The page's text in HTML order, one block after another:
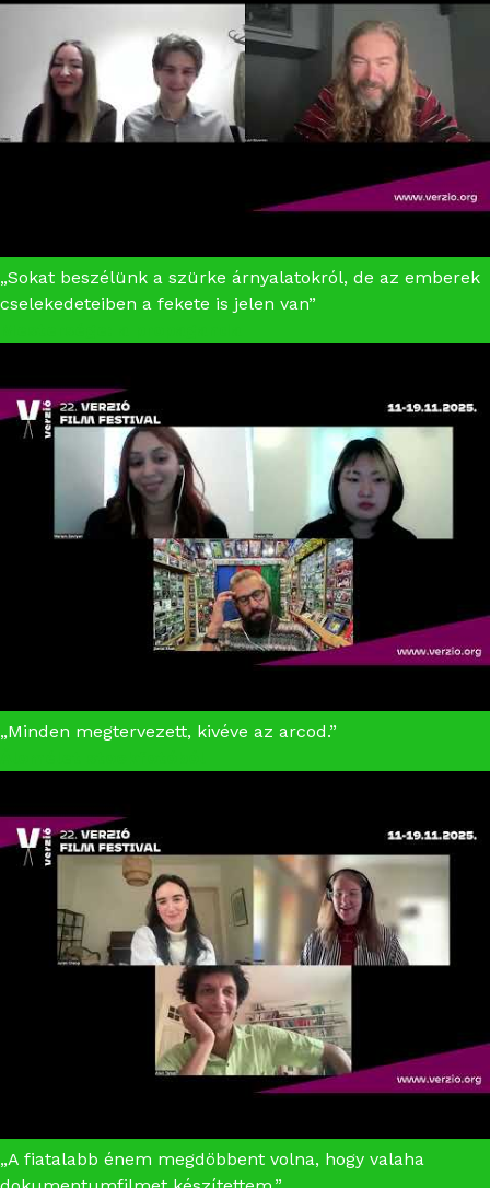
„Sokat beszélünk a szürke árnyalatokról, de az emberek
cselekedeteiben a fekete is jelen van”
„Minden megtervezett, kivéve az arcod.”
„A fiatalabb énem megdöbbent volna, hogy valaha